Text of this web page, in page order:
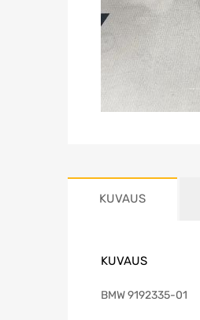
KUVAUS
KUVAUS
BMW 9192335-01